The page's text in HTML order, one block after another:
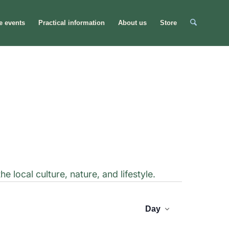
events Practical information About us Store
local culture, nature, and lifestyle.
Views
Day